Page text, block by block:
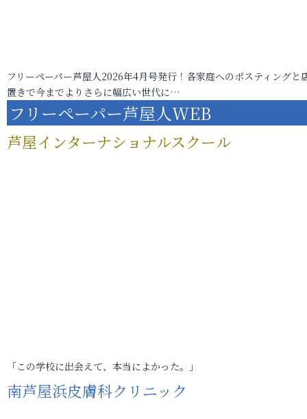
フリーペーパー芦屋人2026年4月号発行！各家庭へのポスティングと
置きで今までよりさらに幅広い世代に…
フリーペーパー芦屋人WEB
芦屋インターナショナルスクール
「この学校に出会えて、本当によかった。」
南芦屋浜皮膚科クリニック